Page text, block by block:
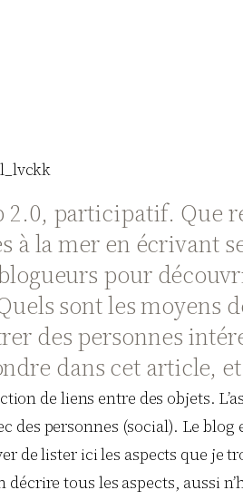
2.0, participatif. Que
à la mer en écrivant
pour
sont les moyens
des personnes
dans cet article,
de liens entre des objets.
des personnes (social). Le
de lister ici les aspects que
décrire tous les aspects, aussi